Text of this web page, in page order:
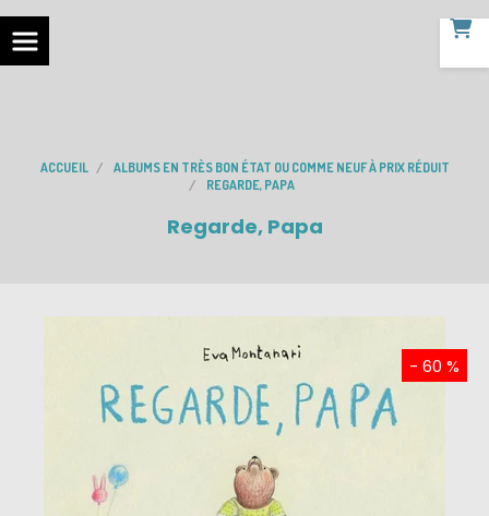
ACCUEIL
ALBUMS EN TRÈS BON ÉTAT OU COMME NEUF À PRIX RÉDUIT
REGARDE, PAPA
Regarde, Papa
- 60 %